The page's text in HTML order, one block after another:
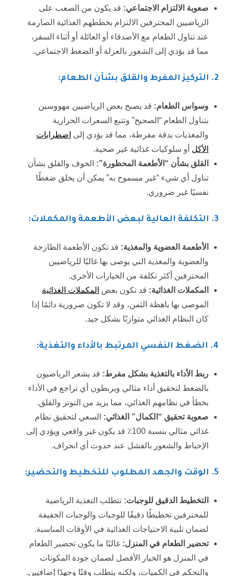
صعوبة الالتزام الاجتماعي: قد يكون من الصعب على
الرياضيين المحترفين الالتزام بخططهم الغذائية الصارمة
عند تناول الطعام مع الأصدقاء أو العائلة أو أثناء السفر،
مما قد يؤدي إلى الشعور بالعزلة أو الضغط الاجتماعي.
2. التركيز المفرط والقلق بشأن الطعام:
وسواس الطعام: قد يصبح بعض الرياضيين مهووسين
بتناول الطعام “الصحيح” وتتبع السعرات الحرارية
والمغذيات بدقة مفرطة، مما قد يؤدي إلى اضطرابات
الأكل أو سلوكيات غذائية غير صحية.
القلق بشأن “الأطعمة المحظورة”: الخوف والقلق بشأن
تناول أي شيء “غير مسموح به” يمكن أن يخلق ضغطًا
نفسيًا غير ضروري.
3. التكلفة العالية لبعض الأطعمة والمكملات:
الأطعمة العضوية والمغذية: قد تكون الأطعمة الطازجة
والعضوية والمغذية التي يوصى بها غالبًا للرياضيين
المحترفين أكثر تكلفة من الخيارات الأخرى.
المكملات الغذائية: قد تكون بعض المكملات الغذائية
الموصى بها باهظة الثمن، وقد لا تكون ضرورية دائمًا إذا
كان النظام الغذائي متوازنًا بشكل جيد.
4. الضغط النفسي المرتبط بالأداء والتغذية:
ربط الأداء بالتغذية بشكل مفرط: قد يشعر الرياضيون
بالضغط لتحقيق أداء مثالي ويربطون أي تراجع في الأداء
بخطأ في نظامهم الغذائي، مما يزيد من التوتر والقلق.
صعوبة تحقيق “الكمال” الغذائي: السعي لتحقيق نظام
غذائي مثالي بنسبة 100٪ قد يكون غير واقعي ويؤدي إلى
الإحباط والشعور بالفشل عند حدوث أي انحراف.
5. الوقت والجهد المطلوب للتخطيط والتحضير:
التخطيط الدقيق للوجبات: تتطلب التغذية الرياضية
للمحترفين تخطيطًا دقيقًا للوجبات والوجبات الخفيفة
لضمان تلبية الاحتياجات الغذائية في الأوقات المناسبة.
تحضير الطعام في المنزل: غالبًا ما يكون تحضير الطعام
في المنزل هو الخيار الأفضل لضمان جودة المكونات
والتحكم في الكميات، ولكنه يتطلب وقتًا وجهدًا إضافيين.